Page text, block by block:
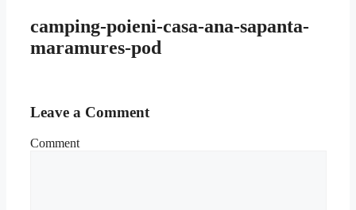
camping-poieni-casa-ana-sapanta-
maramures-pod
Leave a Comment
Comment